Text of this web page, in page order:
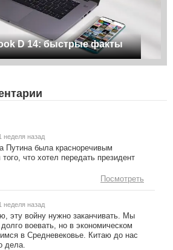
D 14: быстрые факты
неделя назад
Путина была красноречивым
что хотел передать президент
Посмотреть
неделя назад
эту войну нужно заканчивать. Мы
воевать, но в экономическом
в Средневековье. Китаю до нас
дела.